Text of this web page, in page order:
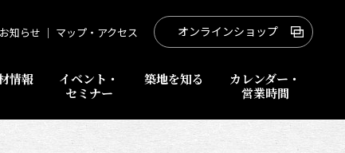
情報
イベント・
セミナー
築地を知る
カレンダー・
営業時間
お知らせ ｜ マップ・アクセス オンラインショップ